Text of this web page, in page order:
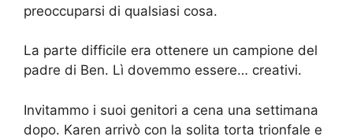
preoccuparsi di qualsiasi cosa.
La parte difficile era ottenere un campione del
padre di Ben. Lì dovemmo essere… creativi.
Invitammo i suoi genitori a cena una settimana
dopo. Karen arrivò con la solita torta trionfale e